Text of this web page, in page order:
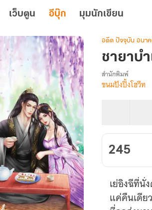
เว็บตูน อีบุ๊ก มุมนักเขียน
อดีต ปัจจุบัน อนา
ชายาบ
เรื่อง
ปีศาจ
สำนักพิมพ์
ขนมปังปิ้งโฮวีท
245
เย่อิงฉีที่นั่
แค่คืนเดีย